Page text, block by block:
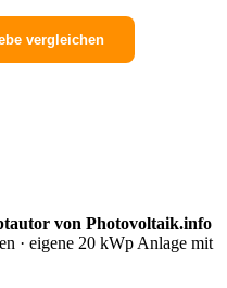
vergleichen
von Photovoltaik.info
· eigene 20 kWp Anlage mit